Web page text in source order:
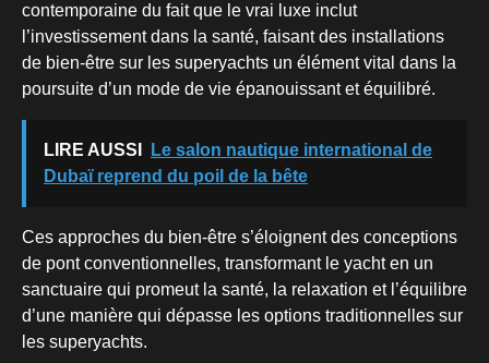
contemporaine du fait que le vrai luxe inclut
l’investissement dans la santé, faisant des installations
de bien-être sur les superyachts un élément vital dans la
poursuite d’un mode de vie épanouissant et équilibré.
LIRE AUSSI
Le salon nautique international de
Dubaï reprend du poil de la bête
Ces approches du bien-être s’éloignent des conceptions
de pont conventionnelles, transformant le yacht en un
sanctuaire qui promeut la santé, la relaxation et l’équilibre
d’une manière qui dépasse les options traditionnelles sur
les superyachts.